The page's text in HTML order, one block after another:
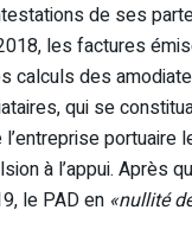
de ses
les factures
calculs des
qui se
l’entreprise
à l’appui.
le PAD en «nullité